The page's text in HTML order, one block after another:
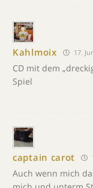
Kahlmoix 17.
CD mit dem
Spiel
captain carot
Auch wenn mich